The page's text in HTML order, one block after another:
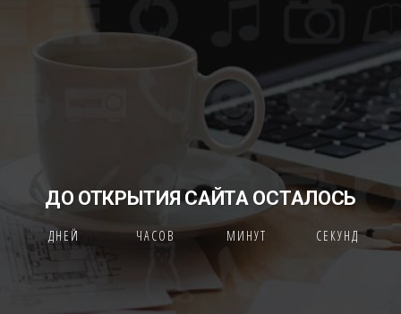
ДО ОТКРЫТИЯ САЙТА ОСТАЛОСЬ
ДНЕЙ ЧАСОВ МИНУТ СЕКУНД